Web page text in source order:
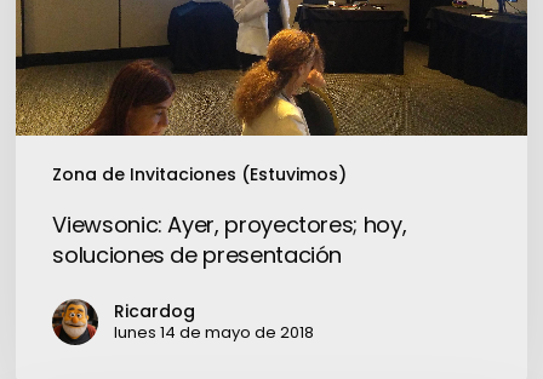
Zona de Invitaciones (Estuvimos)
de
presentación
Viewsonic: Ayer, proyectores; hoy,
soluciones de presentación
Ricardog
lunes 14 de mayo de 2018